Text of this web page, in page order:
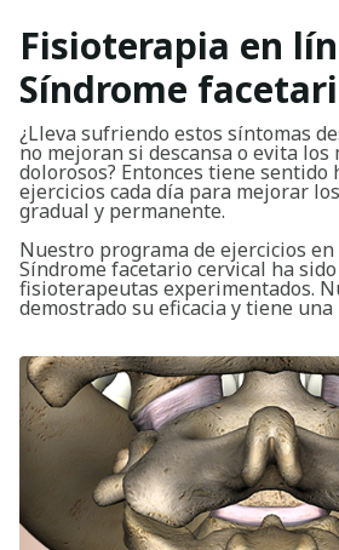
Fisioterapia en
Síndrome
¿Lleva sufriendo estos síntomas
no mejoran si descansa o evita los
dolorosos? Entonces tiene sentido
ejercicios cada día para mejorar
gradual y permanente.
Nuestro programa de ejercicios
Síndrome facetario cervical ha
fisioterapeutas experimentados.
demostrado su eficacia y tiene